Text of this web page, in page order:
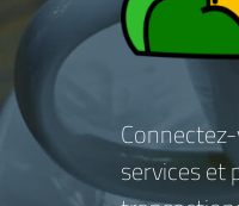
services et